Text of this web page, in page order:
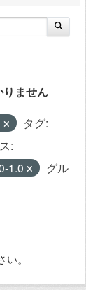
ません
タグ:
:
1.0
グル
。